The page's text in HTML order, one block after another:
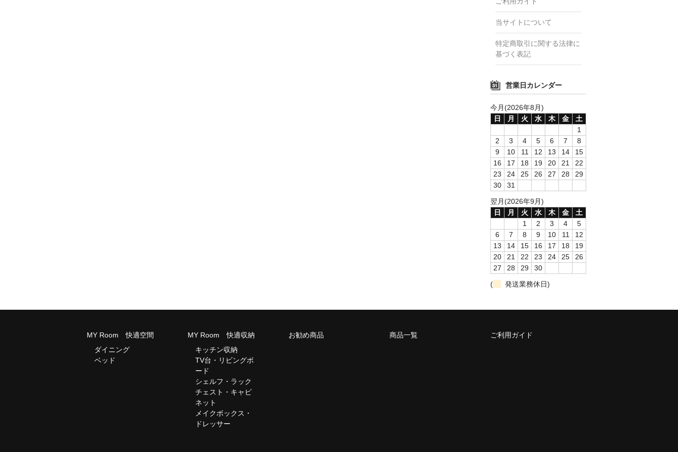
当サイトについて
特定商取引に関する法律に
基づく表記
営業日カレンダー
今月(2026年8月)
日
月 火 水 木 金
土
1
2
3 4 5 6 7
8
9
10 11 12 13 14
15
16
17 18 19 20 21
22
23
24 25 26 27 28
29
30
31
翌月(2026年9月)
日
月 火 水 木 金
土
1
2 3 4
5
6
7 8 9 10 11
12
13
14 15 16 17 18
19
20
21 22 23 24 25
26
27
28 29
30
(
発送業務休日)
MY Room 快適空間
ダイニング
ベッド
MY Room 快適収納
キッチン収納
TV台・リビングボ
ード
シェルフ・ラック
チェスト・キャビ
ネット
メイクボックス・
ドレッサー
お勧め商品 商品一覧 ご利用ガイド